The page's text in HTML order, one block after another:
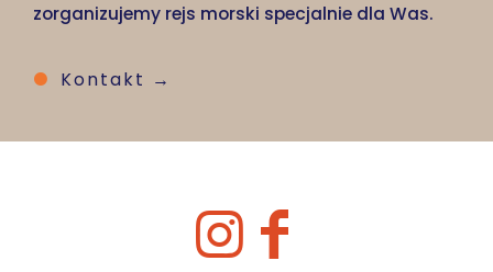
zorganizujemy rejs morski specjalnie dla Was.
Kontakt →